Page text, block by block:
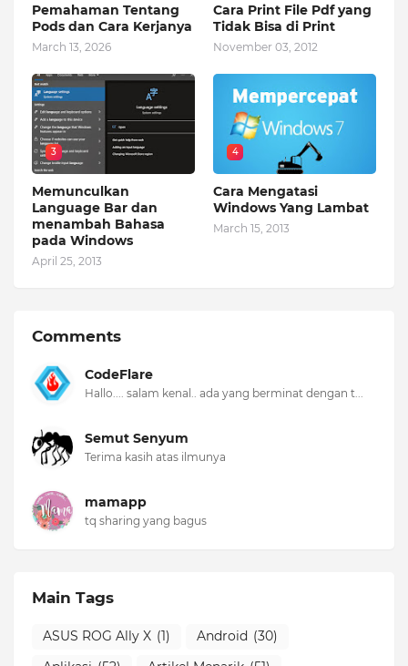
Pemahaman Tentang
Pods dan Cara Kerjanya
March 13, 2026
Cara Print File Pdf yang
Tidak Bisa di Print
November 03, 2012
3
Memunculkan
Language Bar dan
menambah Bahasa
pada Windows
April 25, 2013
4
Cara Mengatasi
Windows Yang Lambat
March 15, 2013
Comments
CodeFlare
Hallo.... salam kenal.. ada yang berminat dengan t...
Semut Senyum
Terima kasih atas ilmunya
mamapp
tq sharing yang bagus
Main Tags
ASUS ROG Ally X (1) Android (30)